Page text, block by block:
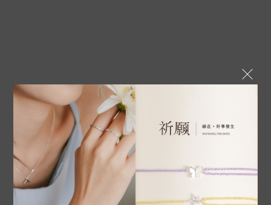
【官網獨家】祈願系列｜925純銀｜
勇敢前行・純銀手鍊
NT$980
NT$1,080